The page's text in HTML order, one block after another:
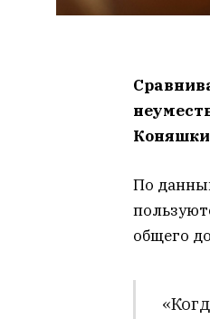
По
общего